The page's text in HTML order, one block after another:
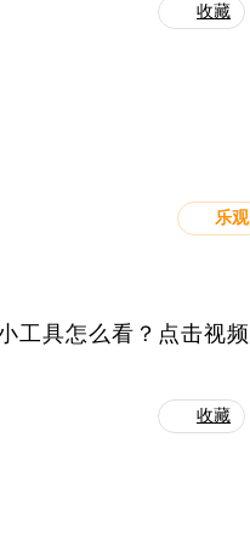
收藏
乐观
工具怎么看？点击视频
收藏